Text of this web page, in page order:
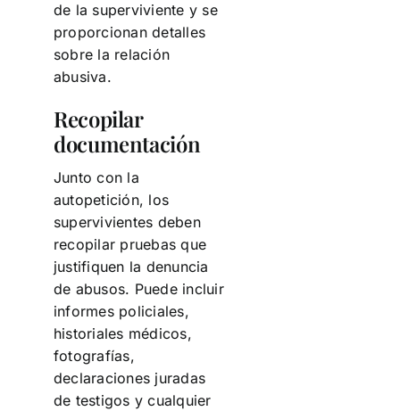
de la superviviente y se
proporcionan detalles
sobre la relación
abusiva.
Recopilar
documentación
Junto con la
autopetición, los
supervivientes deben
recopilar pruebas que
justifiquen la denuncia
de abusos. Puede incluir
informes policiales,
historiales médicos,
fotografías,
declaraciones juradas
de testigos y cualquier